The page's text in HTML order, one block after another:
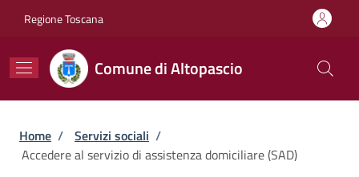
Regione Toscana
Comune di Altopascio
Briciole di pane
Home / Servizi sociali /
Accedere al servizio di assistenza domiciliare (SAD)